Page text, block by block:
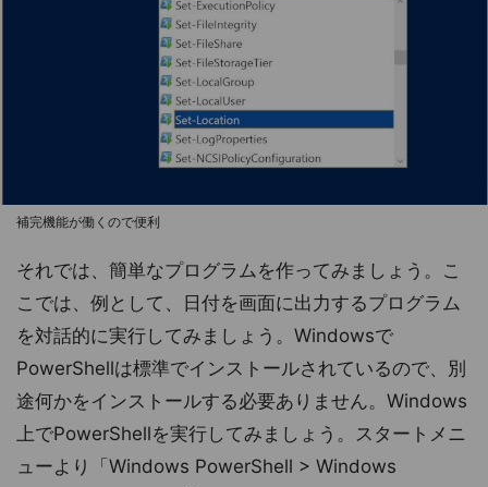
補完機能が働くので便利
それでは、簡単なプログラムを作ってみましょう。こ
こでは、例として、日付を画面に出力するプログラム
を対話的に実行してみましょう。Windowsで
PowerShellは標準でインストールされているので、別
途何かをインストールする必要ありません。Windows
上でPowerShellを実行してみましょう。スタートメニ
ューより「Windows PowerShell > Windows